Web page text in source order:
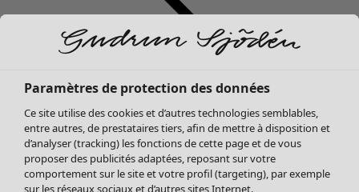
Soldes Vêtements
Paramètres de protection des données
Ce site utilise des cookies et d’autres technologies semblables,
entre autres, de prestataires tiers, afin de mettre à disposition et
d’analyser (tracking) les fonctions de cette page et de vous
proposer des publicités adaptées, reposant sur votre
comportement sur le site et votre profil (targeting), par exemple
sur les réseaux sociaux et d’autres sites Internet.